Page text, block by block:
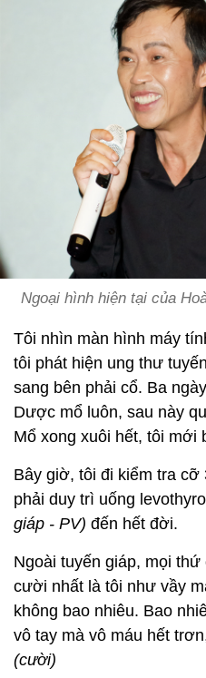
Ngoại hình hiện tại của
Tôi nhìn màn hình máy
tôi phát hiện ung thư
sang bên phải cổ. Ba
Dược mổ luôn, sau này
Mổ xong xuôi hết, tôi mới
Bây giờ, tôi đi kiểm tra cỡ
phải duy trì uống
giáp - PV) đến hết đời.
Ngoài tuyến giáp, mọi
cười nhất là tôi như vầy
không bao nhiêu. Bao
vô tay mà vô máu hết
(cười)